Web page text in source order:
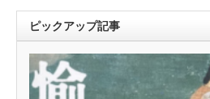
ピックアップ記事